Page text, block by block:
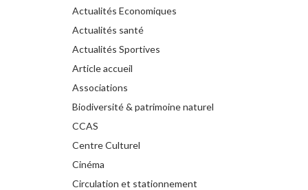
Actualités Economiques
Actualités santé
Actualités Sportives
Article accueil
Associations
Biodiversité & patrimoine naturel
CCAS
Centre Culturel
Cinéma
Circulation et stationnement